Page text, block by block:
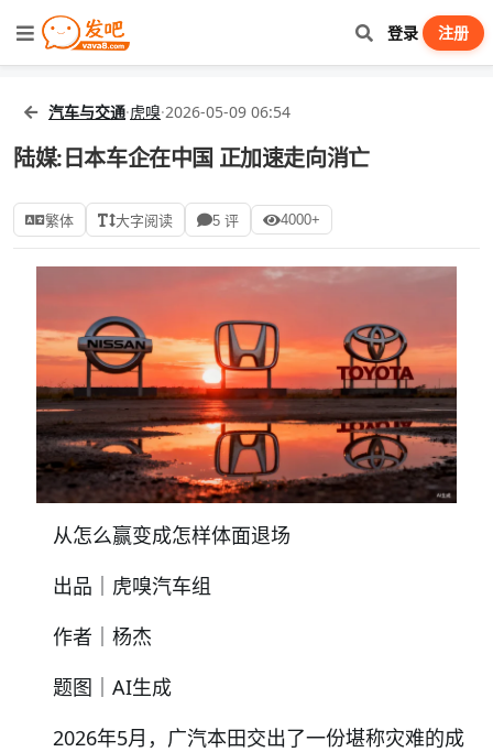
登录 注册
汽车与交通·虎嗅·2026-05-09 06:54
陆媒:日本车企在中国 正加速走向消亡
繁体 大字阅读 5 评 4000+
从怎么赢变成怎样体面退场
出品｜虎嗅汽车组
作者｜杨杰
题图｜AI生成
2026年5月，广汽本田交出了一份堪称灾难的成